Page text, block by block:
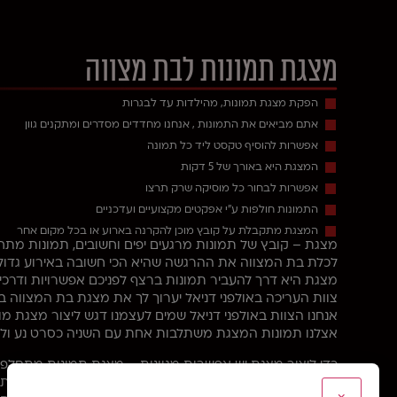
מצגת תמונות לבת מצווה
הפקת מצגת תמונות, מהילדות עד לבגרות
אתם מביאים את התמונות , אנחנו מחדדים מסדרים ומתקנים גוון
אפשרות להוסיף טקסט ליד כל תמונה
המצגת היא באורך של 5 דקות
אפשרות לבחור כל מוסיקה שרק תרצו
התמונות חולפות ע"י אפקטים מקצועיים ועדכניים
המצגת מתקבלת על קובץ מוכן להקרנה בארוע או בכל מקום אחר
מצגת – קובץ של תמונות מרגעים יפים וחשובים, תמונות
לכלת בת המצווה את ההרגשה שהיא הכי חשובה באירוע
מצגת היא דרך להעביר תמונות ברצף לפניכם אפשרויות
צוות העריכה באולפני דניאל יערוך לך את מצגת בת
אנחנו הצוות באולפני דניאל שמים לעצמנו דגש ליצור מצגת
אצלנו תמונות המצגת משתלבות אחת עם השניה כסרט נע
כדי ליצור מצגת יש אפשרות מגוונות – מצגת תמונות
הכותב שלנו יכתבו ברכות מרגשות או סיפור אישי – מצגת